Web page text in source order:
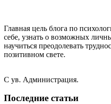
Главная цель блога по
себе, узнать о возможных
научиться преодолевать
позитивном свете.
С ув. Администрация.
Последние статьи